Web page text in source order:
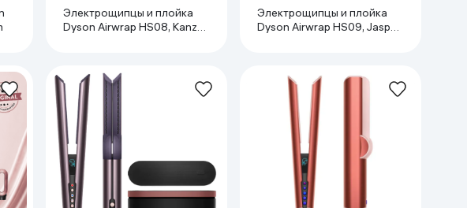
Электрощипцы и плойка
Dyson Airwrap HS08, Kanzan
Электрощипцы и плойка
Dyson Airwrap HS09, Jasper